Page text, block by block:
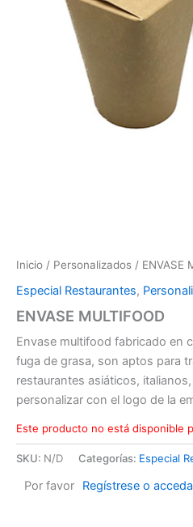
Inicio / Personalizados / ENVASE
Especial Restaurantes,
ENVASE MULTIFOOD
Envase multifood fabricado en
fuga de grasa, son aptos para
restaurantes asiáticos,
personalizar con el logo de la
Este producto no está disponible
SKU: N/D Categorías: Especial
Por favor Regístrese o acceda